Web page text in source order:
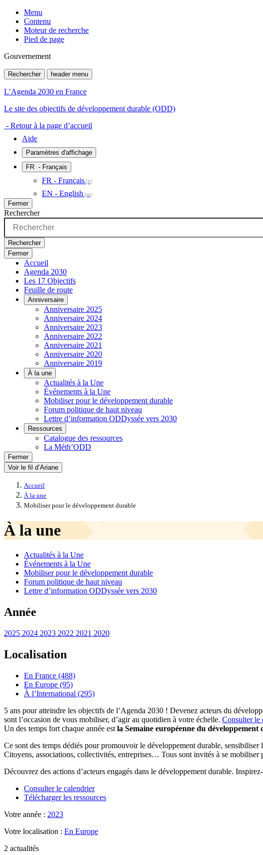
Menu
Contenu
Moteur de recherche
Pied de page
Gouvernement
Rechercher header menu
L’Agenda 2030 en France
Le site des objectifs de développement durable (ODD)
- Retour à la page d’accueil
Aide
Paramètres d'affichage
FR - Français
FR - Français
EN - English
Fermer
Rechercher
Rechercher
Fermer
Accueil
Agenda 2030
Les 17 Objectifs
Feuille de route
Anniversaire
Anniversaire 2025
Anniversaire 2024
Anniversaire 2023
Anniversaire 2022
Anniversaire 2021
Anniversaire 2020
Anniversaire 2019
À la une
Actualités à la Une
Événements à la Une
Mobiliser pour le développement durable
Forum politique de haut niveau
Lettre d’information ODDyssée vers 2030
Ressources
Catalogue des ressources
La Méth’ODD
Fermer
Voir le fil d’Ariane
Accueil
À la une
Mobiliser pour le développement durable
À la une
Actualités à la Une
Événements à la Une
Mobiliser pour le développement durable
Forum politique de haut niveau
Lettre d’information ODDyssée vers 2030
Année
2025 2024 2023 2022 2021 2020
Localisation
En France (488)
En Europe (95)
À l’International (295)
5 ans pour atteindre les objectifs de l’Agenda 2030 ! Devenez acteurs du
sont l’occasion de vous mobiliser, d’agir au quotidien à votre échelle. Consulter le
Un des temps fort chaque année est la Semaine européenne du
Ce sont des temps dédiés pour promouvoir le développement durable,
Citoyens, associations, collectivités, entreprises… Tous sont invités à se mobiliser
Découvrez des actions d’acteurs engagés dans le développement durable.
Consulter le calendrier
Télécharger les ressources
Votre année : 2023
Votre localisation : En Europe
2 actualités